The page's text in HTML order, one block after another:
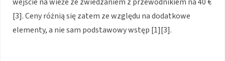
wejście na wieże ze zwiedzaniem z przewodnikiem na 40 €
[3]. Ceny różnią się zatem ze względu na dodatkowe
elementy, a nie sam podstawowy wstęp [1][3].